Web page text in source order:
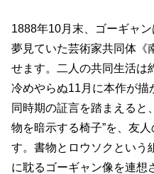
1888年10月末、ゴーギャ
夢見ていた芸術家共同体《
せます。二人の共同生活は
冷めやらぬ11月に本作が描
同時期の証言を踏まえると
物を暗示する椅子”を、友
す。書物とロウソクという
に耽るゴーギャン像を連想